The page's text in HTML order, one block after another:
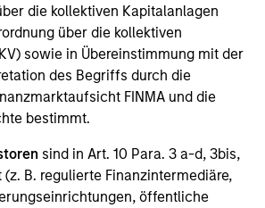
die kollektiven Kapitalanlagen
über die kollektiven
sowie in Übereinstimmung mit der
des Begriffs durch die
FINMA und die
bestimmt.
sind in Art. 10 Para. 3 a-d, 3bis,
(z. B. regulierte Finanzintermediäre,
öffentliche